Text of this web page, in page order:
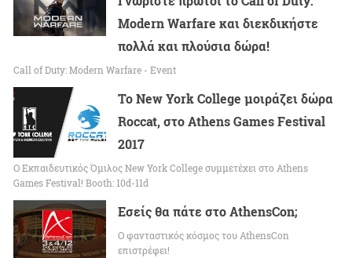
Modern Warfare και διεκδικήστε
πολλά και πλούσια δώρα!
Call of Duty: Modern Warfare - Event
Το New York College μοιράζει δώρα
Roccat, στο Athens Games Festival
2017
O Εκπαιδευτικός Όμιλος New York College συμμετέχει στο Athens
Games Festival! Booth: 10d-11d
Εσείς θα πάτε στο AthensCon;
O φανταστικός κόσμος του AthensCon
επιστρέφει!